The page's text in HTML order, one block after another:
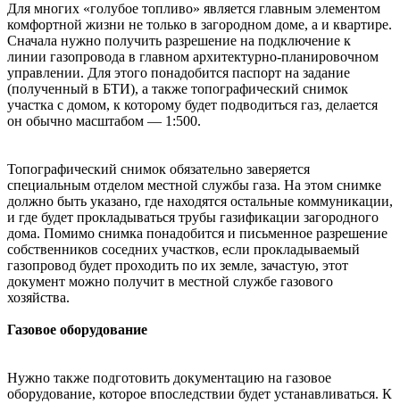
Для многих «голубое топливо» является главным элементом
комфортной жизни не только в загородном доме, а и квартире.
Сначала нужно получить разрешение на подключение к
линии газопровода в главном архитектурно-планировочном
управлении. Для этого понадобится паспорт на задание
(полученный в БТИ), а также топографический снимок
участка с домом, к которому будет подводиться газ, делается
он обычно масштабом — 1:500.
Топографический снимок обязательно заверяется
специальным отделом местной службы газа. На этом снимке
должно быть указано, где находятся остальные коммуникации,
и где будет прокладываться трубы газификации загородного
дома. Помимо снимка понадобится и письменное разрешение
собственников соседних участков, если прокладываемый
газопровод будет проходить по их земле, зачастую, этот
документ можно получит в местной службе газового
хозяйства.
Газовое оборудование
Нужно также подготовить документацию на газовое
оборудование, которое впоследствии будет устанавливаться. К